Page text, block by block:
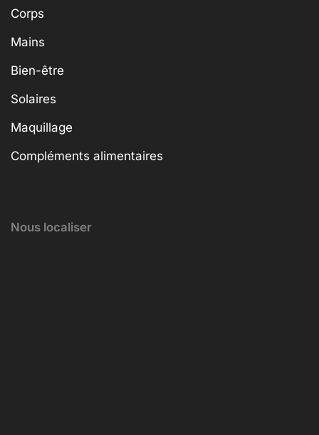
Corps
Mains
Bien-être
Solaires
Maquillage
Compléments alimentaires
Nous localiser